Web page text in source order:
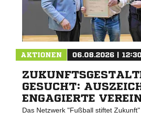
AKTIONEN 06.08.2026 | 12:30
GESUCHT:
ENGAGIERTE
Das Netzwerk "Fußball stiftet